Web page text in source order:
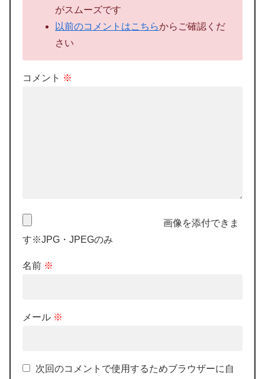
がスムーズです
以前のコメントはこちらからご確認くだ
さい
コメント ※
画像を添付できま
す※JPG・JPEGのみ
名前 ※
メール ※
次回のコメントで使用するためブラウザーに自